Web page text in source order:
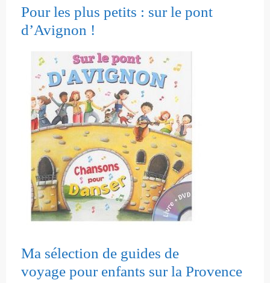
Pour les plus petits : sur le pont
d’Avignon !
Ma sélection de guides de
voyage pour enfants sur la Provence